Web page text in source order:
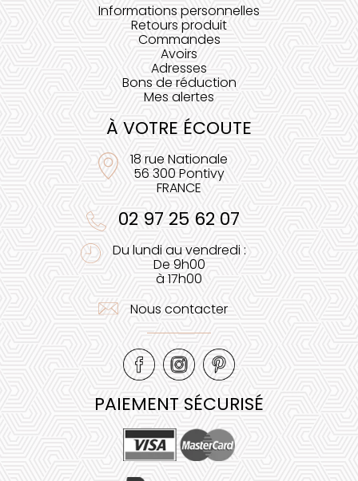
Informations personnelles
Retours produit
Commandes
Avoirs
Adresses
Bons de réduction
Mes alertes
À VOTRE ÉCOUTE
18 rue Nationale
56 300 Pontivy
FRANCE
02 97 25 62 07
Du lundi au vendredi :
De 9h00
à 17h00
Nous contacter
PAIEMENT SÉCURISÉ